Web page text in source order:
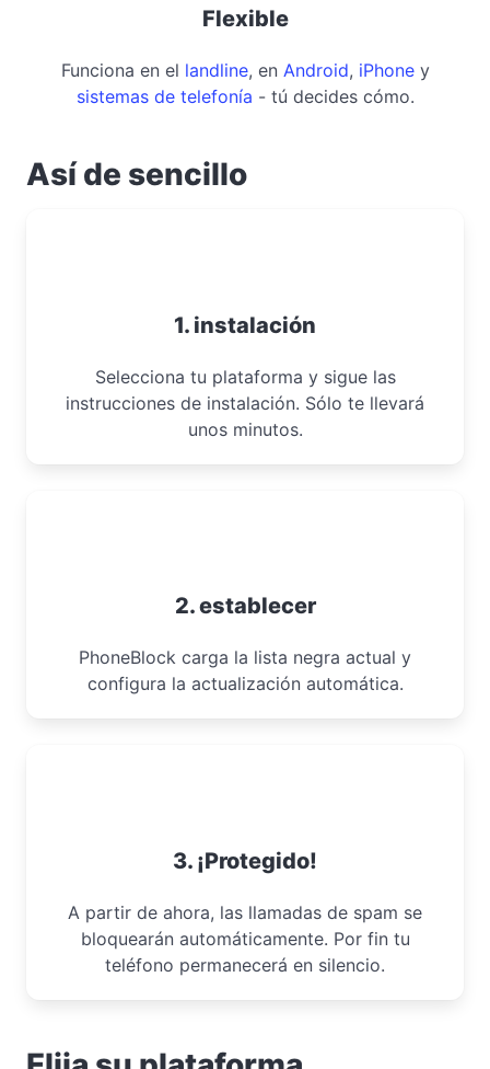
Flexible
Funciona en el landline, en Android, iPhoney
sistemas de telefonía - tú decides cómo.
Así de sencillo
1. instalación
Selecciona tu plataforma y sigue las
instrucciones de instalación. Sólo te llevará
unos minutos.
2. establecer
PhoneBlock carga la lista negra actual y
configura la actualización automática.
3. ¡Protegido!
A partir de ahora, las llamadas de spam se
bloquearán automáticamente. Por fin tu
teléfono permanecerá en silencio.